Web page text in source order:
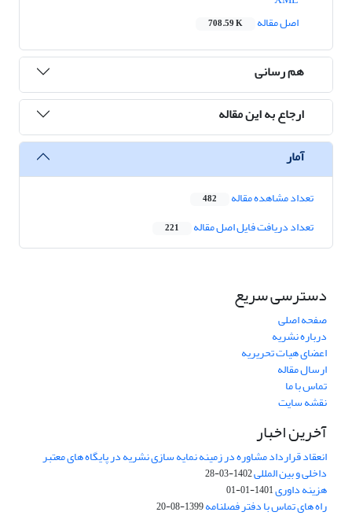
اصل مقاله
708.59 K
هم رسانی
ارجاع به این مقاله
آمار
تعداد مشاهده مقاله 482
تعداد دریافت فایل اصل مقاله 221
دسترسی سریع
صفحه اصلی
درباره نشریه
اعضای هیات تحریریه
ارسال مقاله
تماس با ما
نقشه سایت
آخرین اخبار
انعقاد قرارداد مشاوره در زمینه نمایه سازی نشریه در پایگاه های معتبر
داخلی و بین المللی1402-03-28
هزینه داوری1401-01-01
راه های تماس با دفتر فصلنامه1399-08-20